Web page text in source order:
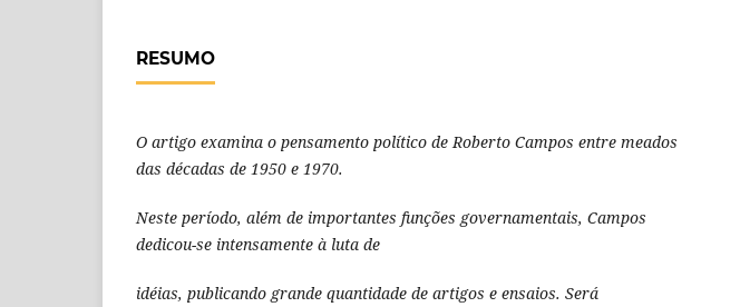
RESUMO
O artigo examina o pensamento político de Roberto Campos entre meados
das décadas de 1950 e 1970.
Neste período, além de importantes funções governamentais, Campos
dedicou-se intensamente à luta de
idéias, publicando grande quantidade de artigos e ensaios. Será